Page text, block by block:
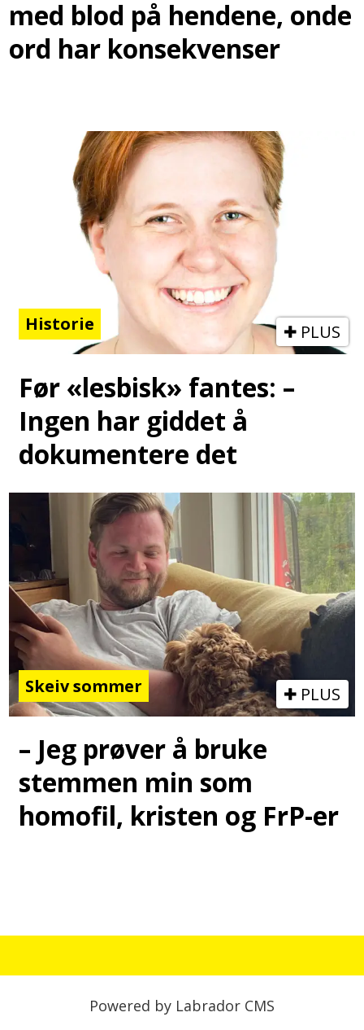
med blod på hendene, onde
ord har konsekvenser
Historie PLUS
Før «lesbisk» fantes: –
Ingen har giddet å
dokumentere det
Skeiv sommer PLUS
– Jeg prøver å bruke
stemmen min som
homofil, kristen og FrP-er
Powered by Labrador CMS